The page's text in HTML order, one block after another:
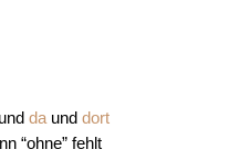
daund dort
“ohne” fehlt